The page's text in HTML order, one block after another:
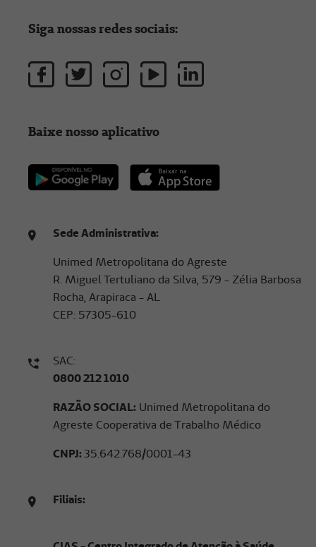
Sede Administrativa:
Unimed Metropolitana do Agreste
R. Miguel Tertuliano da Silva, 579 - Zélia Barbosa
Rocha, Arapiraca - AL
CEP: 57305-610
SAC:
0800 212 1010
RAZÃO SOCIAL: Unimed Metropolitana do
Agreste Cooperativa de Trabalho Médico
CNPJ: 35.642.768/0001-43
Filiais:
Siga nossas redes sociais:
Baixe nosso aplicativo